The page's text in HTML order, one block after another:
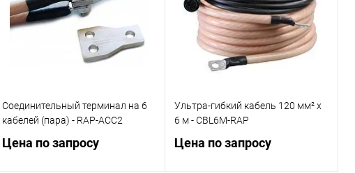
В избранное В избранное Под заказ
Соединительный терминал на 6
кабелей (пара) - RAP-ACC2
Цена по запросу
Ультра-гибкий кабель 120 мм² х
6 м - CBL6M-RAP
Цена по запросу